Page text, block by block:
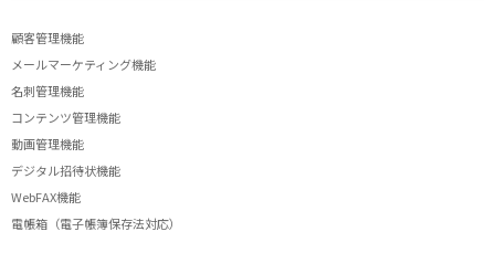
顧客管理機能
メールマーケティング機能
名刺管理機能
コンテンツ管理機能
動画管理機能
デジタル招待状機能
WebFAX機能
電帳箱（電子帳簿保存法対応）